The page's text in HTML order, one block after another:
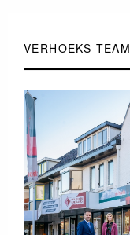
VERHOEKS TEAM